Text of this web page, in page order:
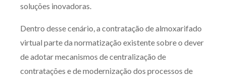
soluções inovadoras.
Dentro desse cenário, a contratação de almoxarifado
virtual parte da normatização existente sobre o dever
de adotar mecanismos de centralização de
contratações e de modernização dos processos de